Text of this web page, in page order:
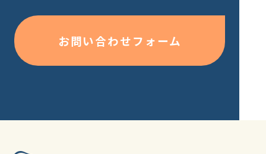
お問い合わせフォーム